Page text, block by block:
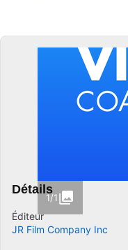
1/1
Détails
Éditeur
JR Film Company Inc